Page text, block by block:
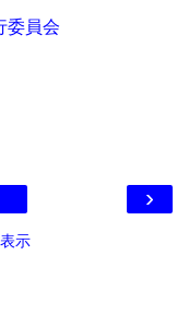
委員会
›
示